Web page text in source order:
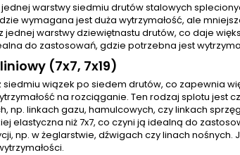
jednej warstwy siedmiu drutów stalowych
wymagana jest duża wytrzymałość, ale
z jednej warstwy dziewiętnastu drutów, co daje
do zastosowań, gdzie potrzebna jest
(7x7, 7x19)
siedmiu wiązek po siedem drutów, co zapewnia
na rozciąganie. Ten rodzaj splotu jest
np. linkach gazu, hamulcowych, czy linkach
elastyczna niż 7x7, co czyni ją idealną do
np. w żeglarstwie, dźwigach czy linach